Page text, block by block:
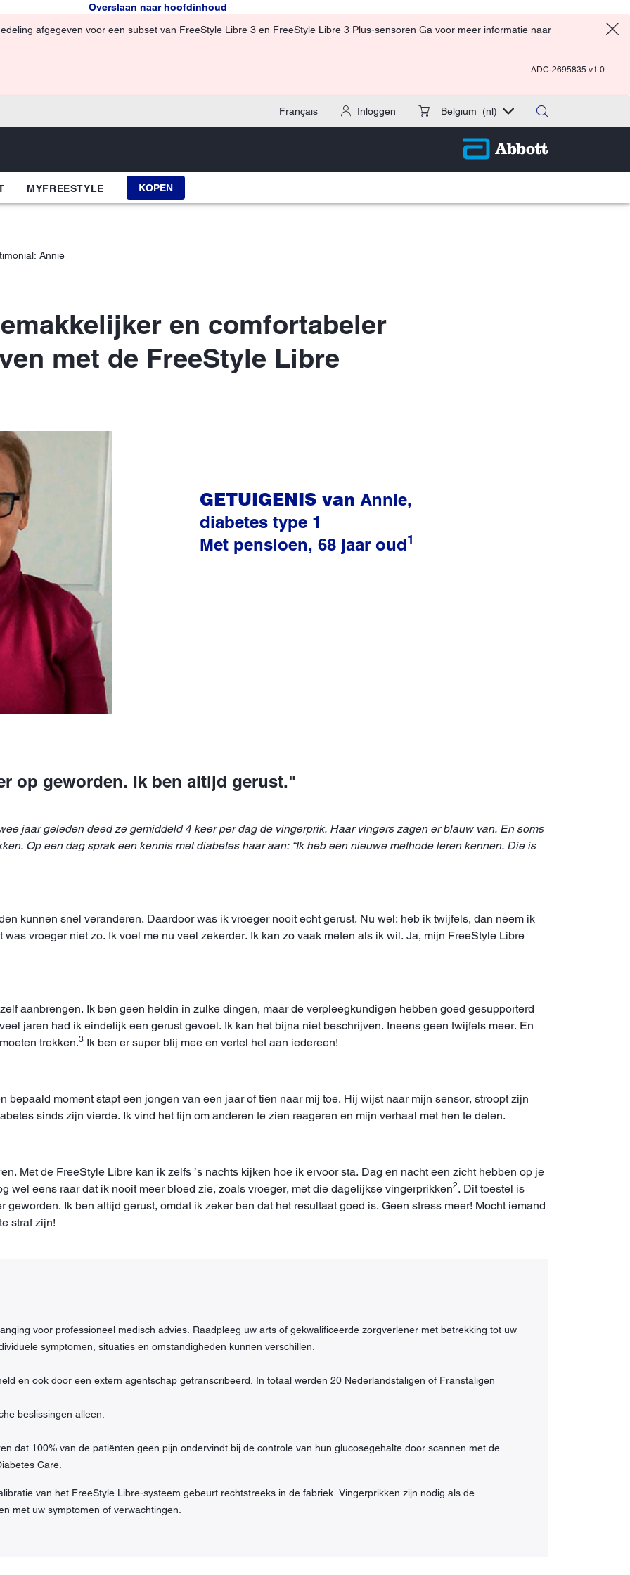
Overslaan naar hoofdinhoud
afgegeven voor een subset van FreeStyle Libre 3 en FreeStyle Libre 3 Plus-sensoren Ga voor meer informatie naar
ADC-2695835 v1.0
Français Inloggen Belgium (nl)
MYFREESTYLE KOPEN
Annie
en comfortabeler
met de FreeStyle Libre
GETUIGENIS van Annie,
diabetes type 1
Met pensioen, 68 jaar oud1
op geworden. Ik ben altijd gerust."
jaar geleden deed ze gemiddeld 4 keer per dag de vingerprik. Haar vingers zagen er blauw van. En soms
Op een dag sprak een kennis met diabetes haar aan: “Ik heb een nieuwe methode leren kennen. Die is
kunnen snel veranderen. Daardoor was ik vroeger nooit echt gerust. Nu wel: heb ik twijfels, dan neem ik
vroeger niet zo. Ik voel me nu veel zekerder. Ik kan zo vaak meten als ik wil. Ja, mijn FreeStyle Libre
aanbrengen. Ik ben geen heldin in zulke dingen, maar de verpleegkundigen hebben goed gesupporterd
jaren had ik eindelijk een gerust gevoel. Ik kan het bijna niet beschrijven. Ineens geen twijfels meer. En
trekken.3 Ik ben er super blij mee en vertel het aan iedereen!
bepaald moment stapt een jongen van een jaar of tien naar mij toe. Hij wijst naar mijn sensor, stroopt zijn
sinds zijn vierde. Ik vind het fijn om anderen te zien reageren en mijn verhaal met hen te delen.
Met de FreeStyle Libre kan ik zelfs ’s nachts kijken hoe ik ervoor sta. Dag en nacht een zicht hebben op je
wel eens raar dat ik nooit meer bloed zie, zoals vroeger, met die dagelijkse vingerprikken2. Dit toestel is
Ik ben altijd gerust, omdat ik zeker ben dat het resultaat goed is. Geen stress meer! Mocht iemand
straf zijn!
voor professioneel medisch advies. Raadpleeg uw arts of gekwalificeerde zorgverlener met betrekking tot uw
symptomen, situaties en omstandigheden kunnen verschillen.
en ook door een extern agentschap getranscribeerd. In totaal werden 20 Nederlandstaligen of Franstaligen
beslissingen alleen.
dat 100% van de patiënten geen pijn ondervindt bij de controle van hun glucosegehalte door scannen met de
Care.
van het FreeStyle Libre-systeem gebeurt rechtstreeks in de fabriek. Vingerprikken zijn nodig als de
met uw symptomen of verwachtingen.